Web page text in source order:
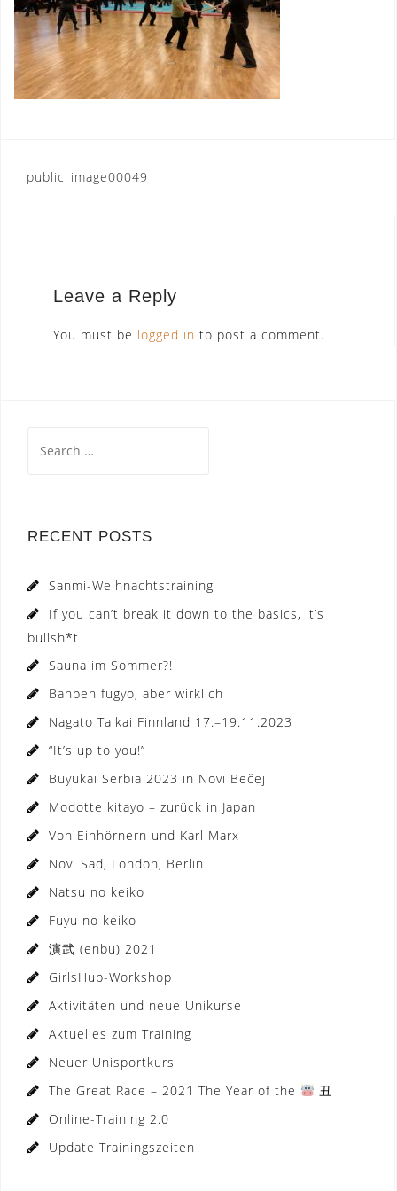
Post
public_image00049
Leave a Reply
You must be logged in to post a comment.
for:
RECENT POSTS
Sanmi-Weihnachtstraining
If you can’t break it down to the basics, it’s
bullsh*t
Sauna im Sommer?!
Banpen fugyo, aber wirklich
Nagato Taikai Finnland 17.–19.11.2023
“It’s up to you!”
Buyukai Serbia 2023 in Novi Bečej
Modotte kitayo – zurück in Japan
Von Einhörnern und Karl Marx
Novi Sad, London, Berlin
Natsu no keiko
Fuyu no keiko
演武 (enbu) 2021
GirlsHub-Workshop
Aktivitäten und neue Unikurse
Aktuelles zum Training
Neuer Unisportkurs
The Great Race – 2021 The Year of the
丑
Online-Training 2.0
Update Trainingszeiten